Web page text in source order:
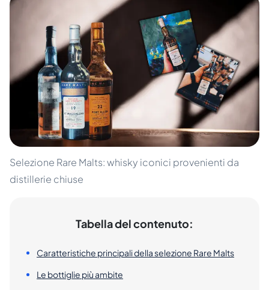
Selezione Rare Malts: whisky iconici provenienti da
distillerie chiuse
Tabella del contenuto:
Caratteristiche principali della selezione Rare Malts
Le bottiglie più ambite